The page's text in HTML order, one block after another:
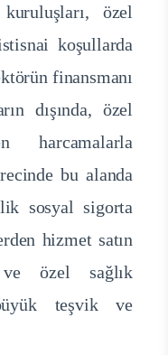
özel
koşullarda
finansmanı
dışında, özel
harcamalarla
bu alanda
sosyal sigorta
hizmet satın
özel sağlık
teşvik ve